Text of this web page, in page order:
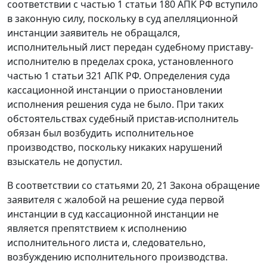
соответствии с частью 1 статьи 180АПК РФ вступило
в законную силу, поскольку в суд апелляционной
инстанции заявитель не обращался,
исполнительный лист передан судебному приставу-
исполнителю в пределах срока, установленного
частью 1 статьи 321 АПК РФ. Определения суда
кассационной инстанции о приостановлении
исполнения решения суда не было. При таких
обстоятельствах судебный пристав-исполнитель
обязан был возбудить исполнительное
производство, поскольку никаких нарушений
взыскатель не допустил.
В соответствии со статьями 20, 21 Закона обращение
заявителя с жалобой на решение суда первой
инстанции в суд кассационной инстанции не
является препятствием к исполнению
исполнительного листа и, следовательно,
возбуждению исполнительного производства.